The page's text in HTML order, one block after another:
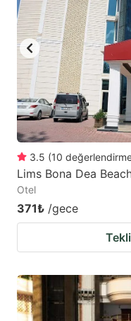
3.5 (10
Lims Bona Dea
Otel
371₺ /gece